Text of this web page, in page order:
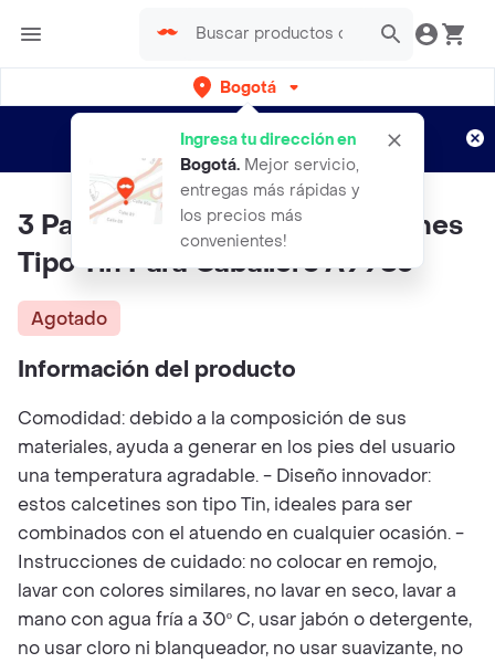
Bogotá
Ingresa tu dirección en
Bogotá. Mejor servicio,
entregas más rápidas y
los precios más
convenientes!
envíos gratis por semanas
Aplican TyC
3 Pares Medias Wilson Calcetines
Tipo Tin Para Caballero A9983
Agotado
Información del producto
Comodidad: debido a la composición de sus
materiales, ayuda a generar en los pies del usuario
una temperatura agradable. - Diseño innovador:
estos calcetines son tipo Tin, ideales para ser
combinados con el atuendo en cualquier ocasión. -
Instrucciones de cuidado: no colocar en remojo,
lavar con colores similares, no lavar en seco, lavar a
mano con agua fría a 30º C, usar jabón o detergente,
no usar cloro ni blanqueador, no usar suavizante, no